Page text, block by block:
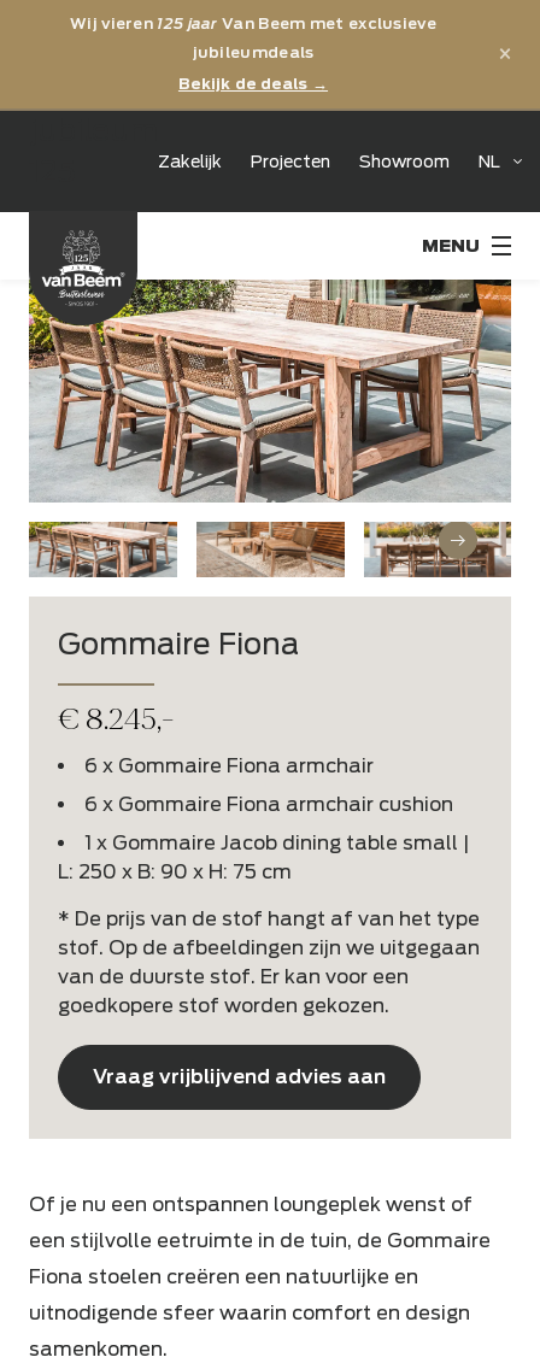
Wij vieren 125 jaar Van Beem met exclusieve
jubileumdeals
Bekijk de deals →
×
Zakelijk Projecten Showroom NL
Gommaire Fiona
€ 8.245,-
6 x Gommaire Fiona armchair
6 x Gommaire Fiona armchair cushion
1 x Gommaire Jacob dining table small |
L: 250 x B: 90 x H: 75 cm
* De prijs van de stof hangt af van het type
stof. Op de afbeeldingen zijn we uitgegaan
van de duurste stof. Er kan voor een
goedkopere stof worden gekozen.
Vraag vrijblijvend advies aan
Of je nu een ontspannen loungeplek wenst of
een stijlvolle eetruimte in de tuin, de Gommaire
Fiona stoelen creëren een natuurlijke en
uitnodigende sfeer waarin comfort en design
samenkomen.